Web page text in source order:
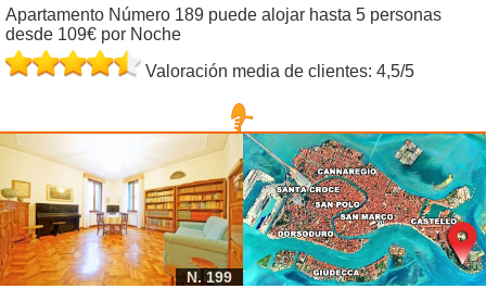
Apartamento Número 189 puede alojar hasta 5 personas
desde 109€ por Noche
Valoración media de clientes: 4,5/5
N. 199